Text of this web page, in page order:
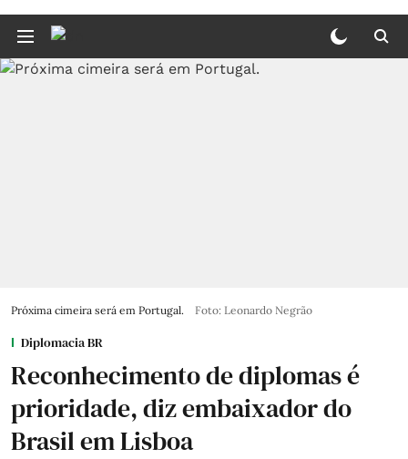
Próxima cimeira será em Portugal. Foto: Leonardo Negrão
Diplomacia BR
Reconhecimento de diplomas é
prioridade, diz embaixador do
Brasil em Lisboa